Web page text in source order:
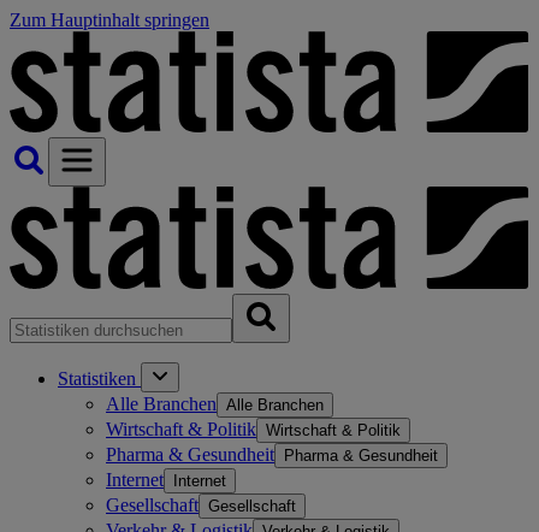
Zum Hauptinhalt springen
Statistiken
Alle Branchen Alle Branchen
Wirtschaft & Politik Wirtschaft & Politik
Pharma & Gesundheit Pharma & Gesundheit
Internet Internet
Gesellschaft Gesellschaft